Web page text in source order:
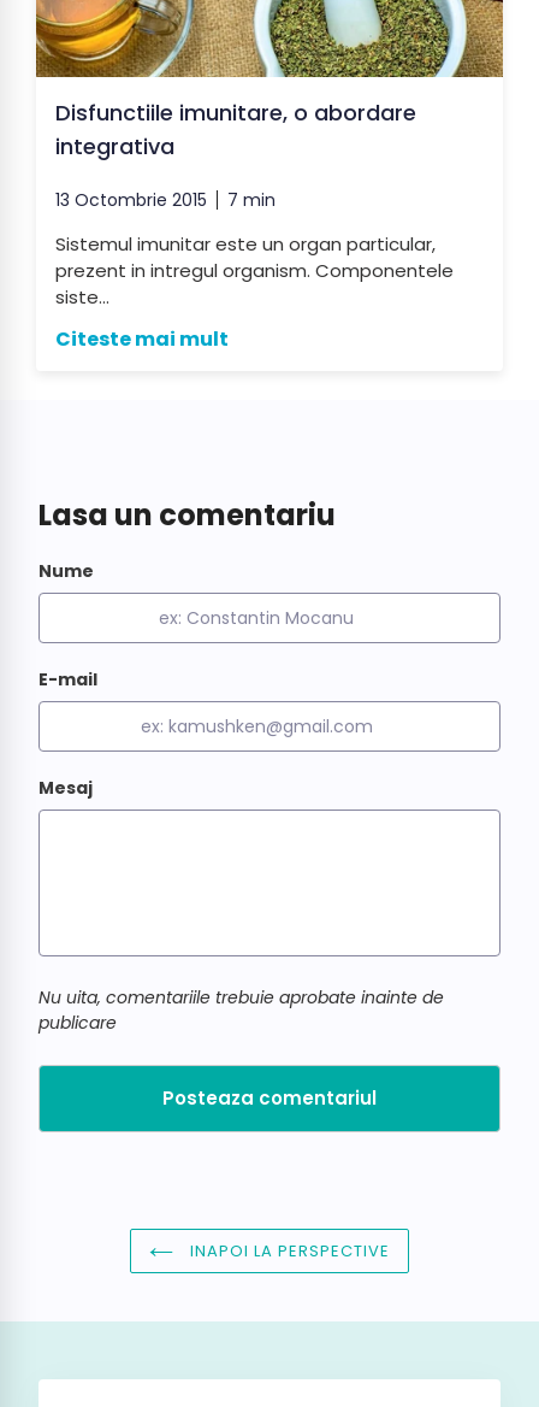
Disfunctiile imunitare, o abordare
integrativa
13 Octombrie 2015 7 min
Sistemul imunitar este un organ particular,
prezent in intregul organism. Componentele
siste...
Citeste mai mult
Lasa un comentariu
Nume
E-mail
Mesaj
Nu uita, comentariile trebuie aprobate inainte de
publicare
INAPOI LA PERSPECTIVE